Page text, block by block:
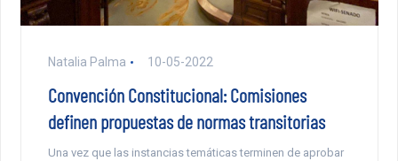
Natalia Palma 10-05-2022
Convención Constitucional: Comisiones
definen propuestas de normas transitorias
Una vez que las instancias temáticas terminen de aprobar